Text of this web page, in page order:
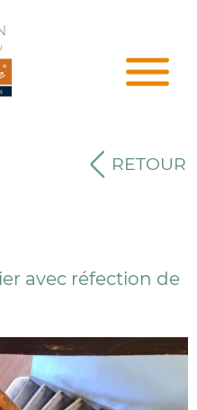
RETOUR
avec réfection de